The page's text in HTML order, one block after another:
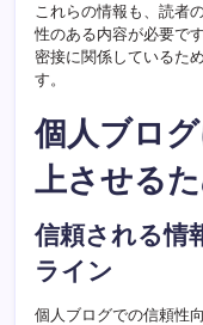
これらの情報も、読者
性のある内容が必要で
密接に関係しているた
す。
個人ブロ
上させる
信頼される情
ライン
個人ブログでの信頼性